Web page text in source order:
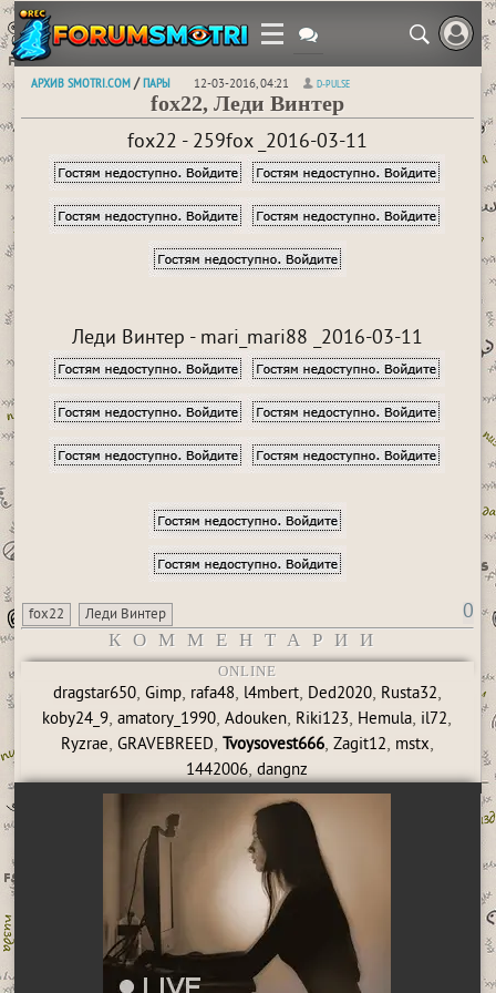
АРХИВ SMOTRI.COM /ПАРЫ 12-03-2016, 04:21 D-PULSE
fox22, Леди Винтер
fox22 - 259fox _2016-03-11
Леди Винтер - mari_mari88 _2016-03-11
fox22 Леди Винтер 0
КОММЕНТАРИИ
ONLINE
dragstar650, Gimp, rafa48, l4mbert, Ded2020, Rusta32,
koby24_9,amatory_1990,Adouken, Riki123, Hemula, il72,
Ryzrae, GRAVEBREED, Tvoysovest666, Zagit12, mstx,
1442006,dangnz